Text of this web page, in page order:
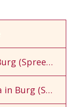
Trachten-Maßschneiderei Burg (Spreewald)
Trachtenstickerei Dziumbla in Burg (Spreewald)